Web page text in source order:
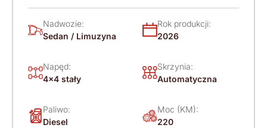
220 KM (2026)
Nadwozie:
Sedan / Limuzyna
Rok produkcji:
2026
Napęd:
4x4 stały
Skrzynia:
Automatyczna
Paliwo:
Diesel
Moc (KM):
220